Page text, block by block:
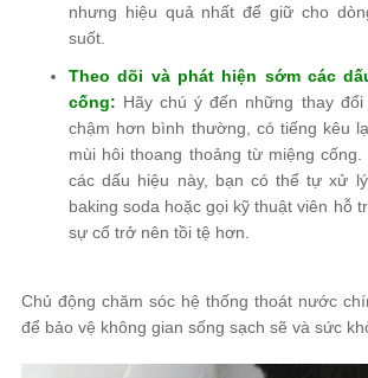
nhưng hiệu quả nhất để giữ cho
suốt.
Theo dõi và phát hiện sớm các
cống: Hãy chú ý đến những thay
chậm hơn bình thường, có tiếng kêu
mùi hôi thoang thoảng từ miệng
các dấu hiệu này, bạn có thể tự xử
baking soda hoặc gọi kỹ thuật viên hỗ
sự cố trở nên tồi tệ hơn.
Chủ động chăm sóc hệ thống thoát nước
để bảo vệ không gian sống sạch sẽ và sức